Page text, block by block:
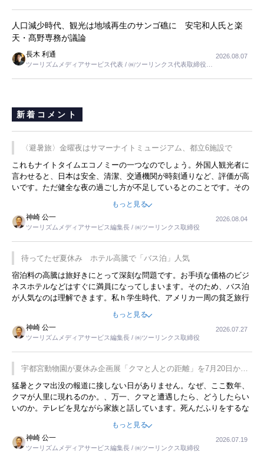
人口減少時代、観光は地域再生のサンゴ礁に 安宅和人氏と楽
天・髙野専務が議論
長木 利通
ツーリズムメディアサービス代表 / ㈱ツーリンクス代表取締役社
2026.08.07
新着コメント
〈避暑旅〉金曜夜はサマーナイトミュージアム、都立6施設で
これもナイトタイムエコノミーの一つなのでしょう。外国人観光者に
言わせると、日本は安全、清潔、交通機関が時刻通りなど、評価が高
いです。ただ健全な夜の過ごし方が不足しているとのことです。その
ような意味で、金曜夜にこのようなイベントが行われれば、日本人に
限らず外国人にとっても楽しみが増えるでしょうね。
もっと見る
神崎 公一
ツーリズムメディアサービス編集長 / ㈱ツーリンクス取締役
2026.08.04
待ってたぜ夏休み ホテル高騰で「バス泊」人気
宿泊料の高騰は旅好きにとって深刻な問題です。お手頃な価格のビジ
ネスホテルなどはすぐに満員になってしまいます。そのため、バス泊
が人気なのは理解できます。私ｈ学生時代、アメリカ一周の貧乏旅行
をした時は、移動はグレイハウンドバスでした。夕方から夜の便を利
用してホテル代を浮かせていました。ただし、若いからできたことで
す。若い人が夜行バスで京都に行った、青森に行ったと聞くと、疲れ
が残らないのかなと思ってしまいます。
もっと見る
神崎 公一
ツーリズムメディアサービス編集長 / ㈱ツーリンクス取締役
2026.07.27
宇都宮動物園が夏休み企画展「クマと人との距離」を7月20日から
開催
猛暑とクマ出没の報道に接しない日がありません。なぜ、ここ数年、
クマが人里に現れるのか。、万一、クマと遭遇したら、どうしたらい
いのか。テレビを見ながら家族と話しています。死んだふりをするな
んてことは、冗談でもいえません。そんな中で、この企画展はタイム
もっと見る
神崎 公一
ツーリズムメディアサービス編集長 / ㈱ツーリンクス取締役
2026.07.19